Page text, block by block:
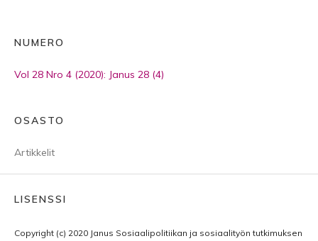
NUMERO
Vol 28 Nro 4 (2020): Janus 28 (4)
OSASTO
Artikkelit
LISENSSI
Copyright (c) 2020 Janus Sosiaalipolitiikan ja sosiaalityön tutkimuksen